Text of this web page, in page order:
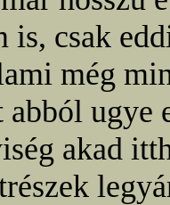
is, csak
még
abból ugye
akad